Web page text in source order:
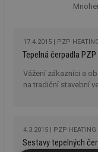
úspory
17.4.2015 PZP
Tepelná čerpadla
Vážení zákazníci a
na tradiční stavební
4.3.2015 PZP HEATING
Sestavy tepelných